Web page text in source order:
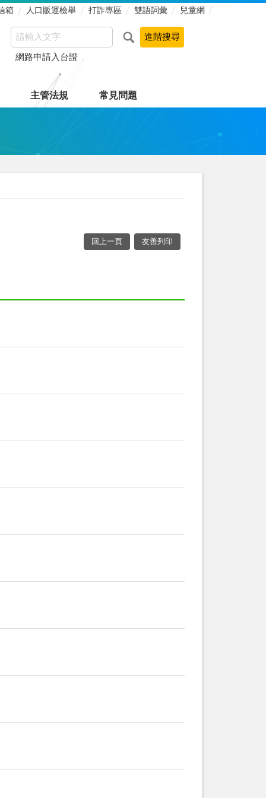
箱 人口販運檢舉 打詐專區 雙語詞彙 兒童網
網路申請入台證
主管法規 常見問題
回上一頁 友善列印